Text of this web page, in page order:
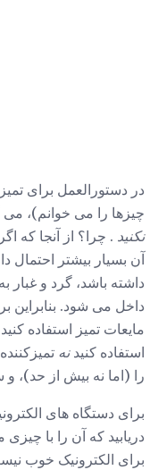
در دستورالعمل برای
چیزها را می خوانم)، می
نکنید . چرا؟ از آنجا که
آن بسیار بیشتر احتمال
داشته باشد، گرد و غبار
داخل می شود. بنابراین
مایعات تمیز استفاده
استفاده کنیدنه
را (اما نه بیش از
برای دستگاه های
دریابید که آن را با
برای الکترونیک خوب